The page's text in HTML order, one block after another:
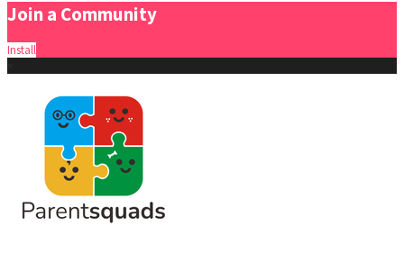
Join a Community
Install